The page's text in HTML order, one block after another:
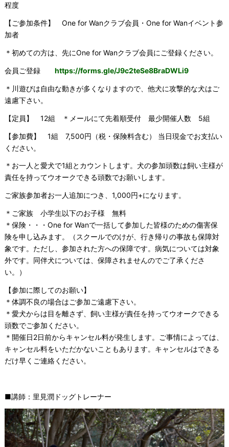
程度
【ご参加条件】 One for Wanクラブ会員・One for Wanイベント参
加者
＊初めての方は、先にOne for Wanクラブ会員にご登録ください。
会員ご登録 https://forms.gle/J9c2teSe8BraDWLi9
＊川遊びは自由な動きが多くなりますので、他犬に攻撃的な犬はご
遠慮下さい。
【定員】 12組 ＊メールにて先着順受付 最少開催人数 5組
【参加費】 1組 7,500円（税・保険料含む） 当日現金でお支払い
ください。
＊お一人と愛犬で1組とカウントします。犬の参加頭数は飼い主様が
責任を持ってウオークできる頭数でお願いします。
ご家族参加者お一人追加につき、1,000円+になります。
＊ご家族 小学生以下のお子様 無料
＊保険・・・One for Wanで一括して参加した皆様のための傷害保
険を申し込みます。（スクールでのけが、行き帰りの事故も保障対
象です。ただし、参加された方への保障です。病気については対象
外です。同伴犬については、保障されませんのでご了承くださ
い。）
【参加に際してのお願い】
＊体調不良の場合はご参加ご遠慮下さい。
＊愛犬からは目を離さず、飼い主様が責任を持ってウオークできる
頭数でご参加ください。
＊開催日2日前からキャンセル料が発生します。ご事情によっては、
キャンセル料をいただかないこともあります。キャンセルはできる
だけ早くご連絡ください。
■講師：里見潤ドッグトレーナー